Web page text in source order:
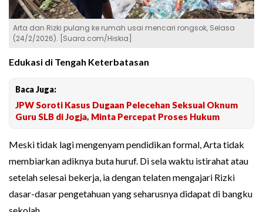
Arta dan Rizki pulang ke rumah usai mencari rongsok, Selasa
(24/2/2026). [Suara.com/Hiskia]
Edukasi di Tengah Keterbatasan
Baca Juga:
JPW Soroti Kasus Dugaan Pelecehan Seksual Oknum
Guru SLB di Jogja, Minta Percepat Proses Hukum
Meski tidak lagi mengenyam pendidikan formal, Arta tidak
membiarkan adiknya buta huruf. Di sela waktu istirahat atau
setelah selesai bekerja, ia dengan telaten mengajari Rizki
dasar-dasar pengetahuan yang seharusnya didapat di bangku
sekolah.